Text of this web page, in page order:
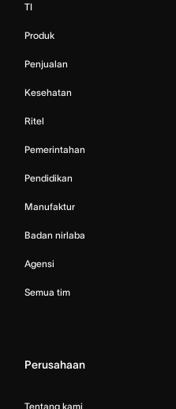
TI
Produk
Penjualan
Kesehatan
Ritel
Pemerintahan
Pendidikan
Manufaktur
Badan nirlaba
Agensi
Semua tim
Perusahaan
Tentang kami